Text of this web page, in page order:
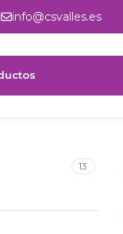
info@csvalles.es
13